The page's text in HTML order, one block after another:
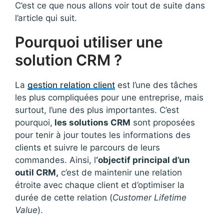
C’est ce que nous allons voir tout de suite dans
l’article qui suit.
Pourquoi utiliser une
solution CRM ?
La gestion relation client est l’une des tâches
les plus compliquées pour une entreprise, mais
surtout, l’une des plus importantes. C’est
pourquoi, les solutions CRM sont proposées
pour tenir à jour toutes les informations des
clients et suivre le parcours de leurs
commandes. Ainsi, l‘objectif principal d’un
outil CRM, c’est de maintenir une relation
étroite avec chaque client et d’optimiser la
durée de cette relation (Customer Lifetime
Value).